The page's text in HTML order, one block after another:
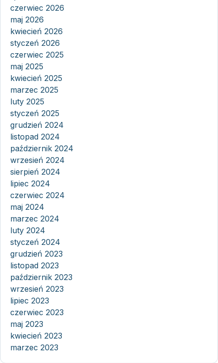
czerwiec 2026
maj 2026
kwiecień 2026
styczeń 2026
czerwiec 2025
maj 2025
kwiecień 2025
marzec 2025
luty 2025
styczeń 2025
grudzień 2024
listopad 2024
październik 2024
wrzesień 2024
sierpień 2024
lipiec 2024
czerwiec 2024
maj 2024
marzec 2024
luty 2024
styczeń 2024
grudzień 2023
listopad 2023
październik 2023
wrzesień 2023
lipiec 2023
czerwiec 2023
maj 2023
kwiecień 2023
marzec 2023